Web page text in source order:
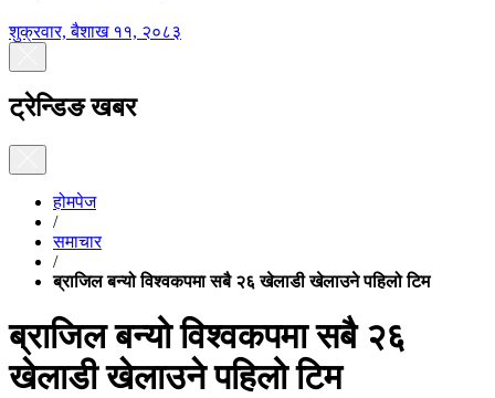
शुक्रवार, बैशाख ११, २०८३
ट्रेन्डिङ खबर
होमपेज
/
समाचार
/
ब्राजिल बन्यो विश्वकपमा सबै २६ खेलाडी खेलाउने पहिलो टिम
ब्राजिल बन्यो विश्वकपमा सबै २६
खेलाडी खेलाउने पहिलो टिम